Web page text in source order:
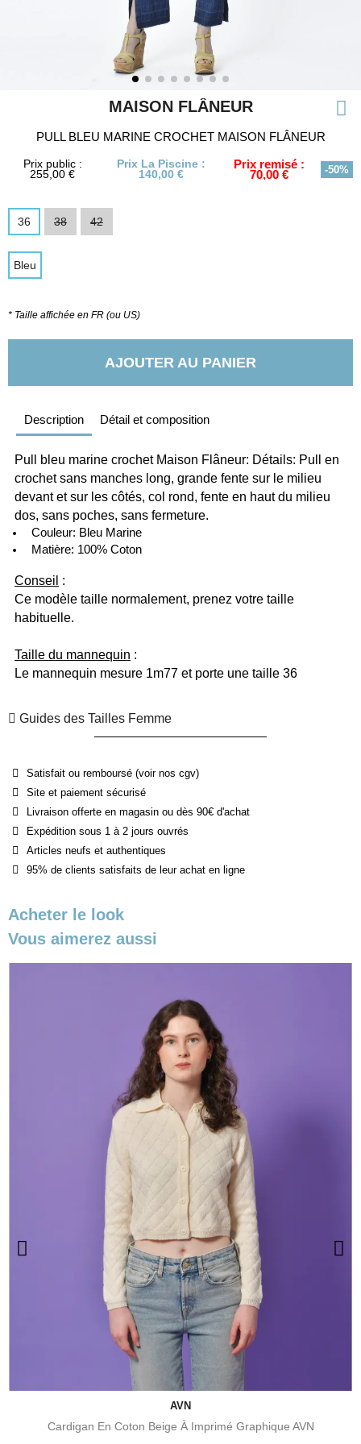
MAISON FLÂNEUR
PULL BLEU MARINE CROCHET MAISON FLÂNEUR
Prix public :
255,00 €
Prix La Piscine :
140,00 €
Prix remisé :
70,00 € -50%
36 38 42
Bleu
* Taille affichée en FR (ou US)
AJOUTER AU PANIER
Description Détail et composition
Pull bleu marine crochet Maison Flâneur: Détails: Pull en
crochet sans manches long, grande fente sur le milieu
devant et sur les côtés, col rond, fente en haut du milieu
dos, sans poches, sans fermeture.
Couleur: Bleu Marine
Matière: 100% Coton
Conseil :
Ce modèle taille normalement, prenez votre taille
habituelle.
Taille du mannequin :
Le mannequin mesure 1m77 et porte une taille 36
Guides des Tailles Femme
Satisfait ou remboursé (voir nos cgv)
Site et paiement sécurisé
Livraison offerte en magasin ou dès 90€ d'achat
Expédition sous 1 à 2 jours ouvrés
Articles neufs et authentiques
95% de clients satisfaits de leur achat en ligne
Acheter le look
Vous aimerez aussi
AVN
Cardigan En Coton Beige À Imprimé Graphique AVN